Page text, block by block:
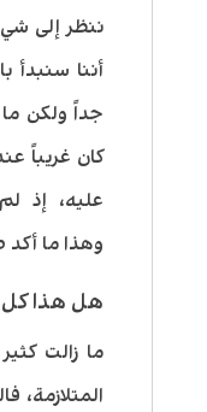
ننظر إلى
أننا سنبدأ
جداً ولكن ما
كان غريباً
عليه، إذ
وهذا ما
هل هذا
ما زالت
المتلازمة،